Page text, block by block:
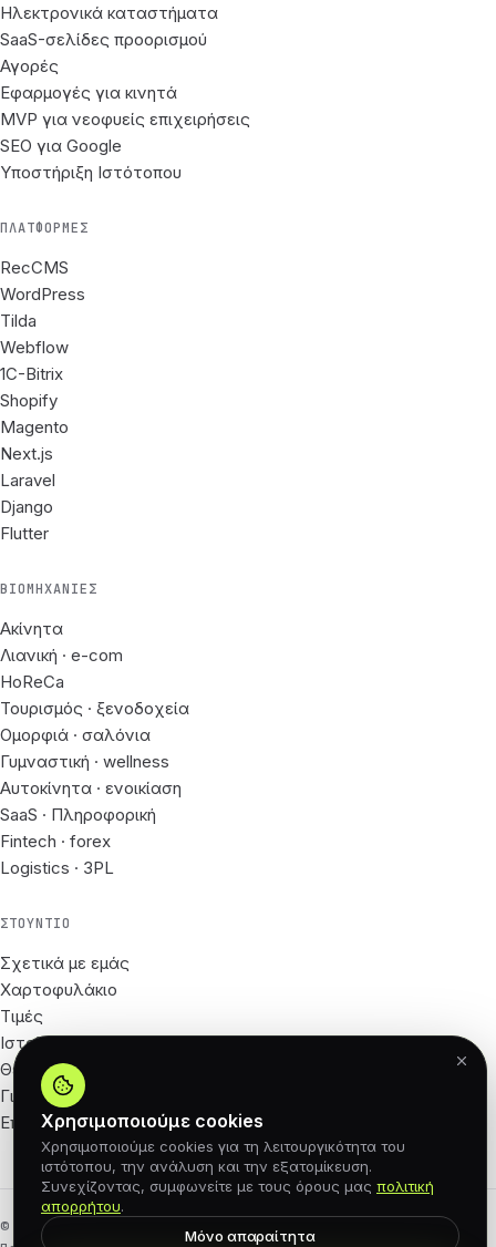
Ηλεκτρονικά καταστήματα
SaaS-σελίδες προορισμού
Αγορές
Εφαρμογές για κινητά
MVP για νεοφυείς επιχειρήσεις
SEO για Google
Υποστήριξη Ιστότοπου
ΠΛΑΤΦΌΡΜΕΣ
RecCMS
WordPress
Tilda
Webflow
1C-Bitrix
Shopify
Magento
Next.js
Laravel
Django
Flutter
ΒΙΟΜΗΧΑΝΊΕΣ
Ακίνητα
Λιανική · e-com
HoReCa
Τουρισμός · ξενοδοχεία
Ομορφιά · σαλόνια
Γυμναστική · wellness
Αυτοκίνητα · ενοικίαση
SaaS · Πληροφορική
Fintech · forex
Logistics · 3PL
ΣΤΟΎΝΤΙΟ
Σχετικά με εμάς
Χαρτοφυλάκιο
Τιμές
Ιστολόγιο
Θέσεις εργασίας
Για Συνεργάτες
Επικοινωνία
© 2026 62px · Με επιφύλαξη παντός δικαιώματος
Χρησιμοποιούμε cookies
Χρησιμοποιούμε cookies για τη λειτουργικότητα του
ιστότοπου, την ανάλυση και την εξατομίκευση.
Συνεχίζοντας, συμφωνείτε με τους όρους μας πολιτική
απορρήτου.
Μόνο απαραίτητα